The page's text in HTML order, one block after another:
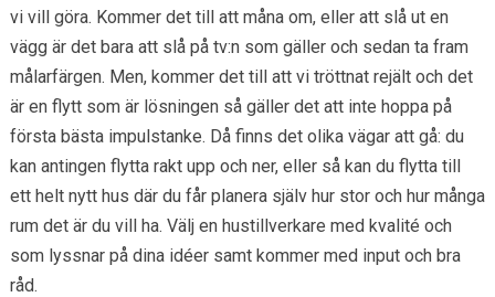
vi vill göra. Kommer det till att måna om, eller att slå ut en
vägg är det bara att slå på tv:n som gäller och sedan ta fram
målarfärgen. Men, kommer det till att vi tröttnat rejält och det
är en flytt som är lösningen så gäller det att inte hoppa på
första bästa impulstanke. Då finns det olika vägar att gå: du
kan antingen flytta rakt upp och ner, eller så kan du flytta till
ett helt nytt hus där du får planera själv hur stor och hur många
rum det är du vill ha. Välj en hustillverkare med kvalité och
som lyssnar på dina idéer samt kommer med input och bra
råd.